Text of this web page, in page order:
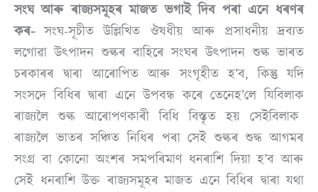
সংঘ আৰু ৰাজ্যসমূহৰ মাজত ভগাই দিব পৰা এনে ধৰণৰ
কৰ-সংঘ-সূচীত উল্লিখিত ঔষধীয় আৰু প্ৰসাধনীয় দ্ৰব্যত
লগোৱা উত্পাদন শুল্কৰ বাহিৰে সংঘৰ উত্পাদন শুল্ক ভাৰত
চৰকাৰৰ দ্বাৰা আৰোপিত আৰু সংগৃহীত হ’ব, কিন্তু যদি
সংসদে বিধিৰ দ্বাৰা এনে উপবন্ধ কৰে তেনেহ’লে যিবিলাক
ৰাজ্যলৈ শুল্ক আৰোপণকাৰী বিধি বিস্তৃত হয় সেইবিলাক
ৰাজ্যলৈ ভাতৰ সঞ্চিত নিধিৰ পৰা সেই শুল্কৰ শুদ্ধ আগমৰ
সংগ্ৰ বা কোনো অংশৰ সমপৰিমাণ ধনৰাশি দিয়া হ’ব আৰু
সেই ধনৰাশি উক্ত ৰাজ্যসমূহৰ মাজত এনে বিধিৰ দ্বাৰা যথা